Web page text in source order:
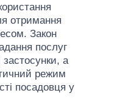
отримання
Закон
послуг
застосунки, а
режим
посадовця у